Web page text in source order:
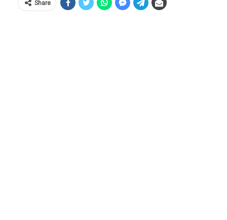
Share